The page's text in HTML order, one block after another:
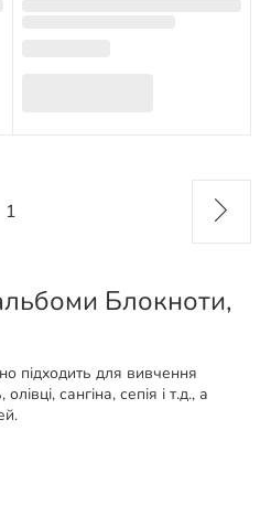
1
Блокноти,
підходить для вивчення
сангіна, сепія і т.д., а